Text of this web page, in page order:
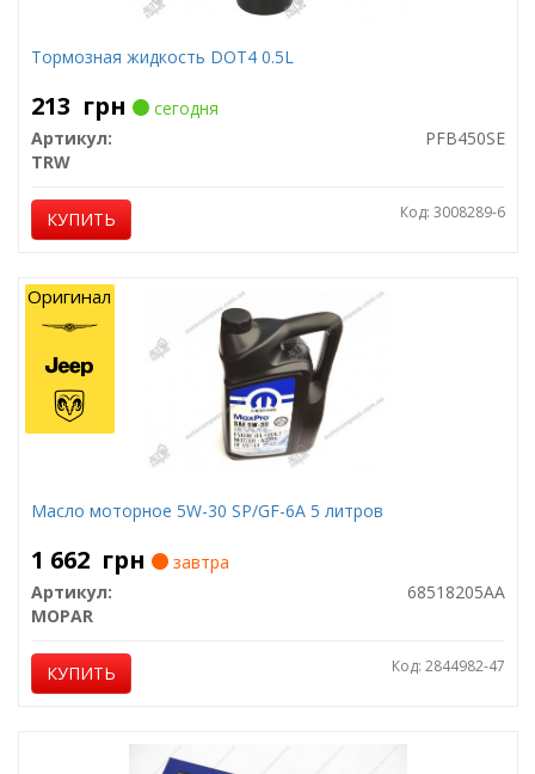
Тормозная жидкость DOT4 0.5L
213 грн
сегодня
Артикул:
PFB450SE
TRW
КУПИТЬ Код: 3008289-6
Масло моторное 5W-30 SP/GF-6A 5 литров
1 662 грн
завтра
Артикул:
68518205AA
MOPAR
КУПИТЬ Код: 2844982-47
Оригинал